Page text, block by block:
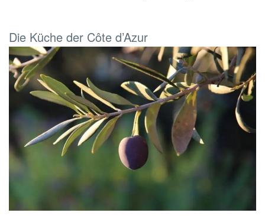
Die Küche der Côte d’Azur